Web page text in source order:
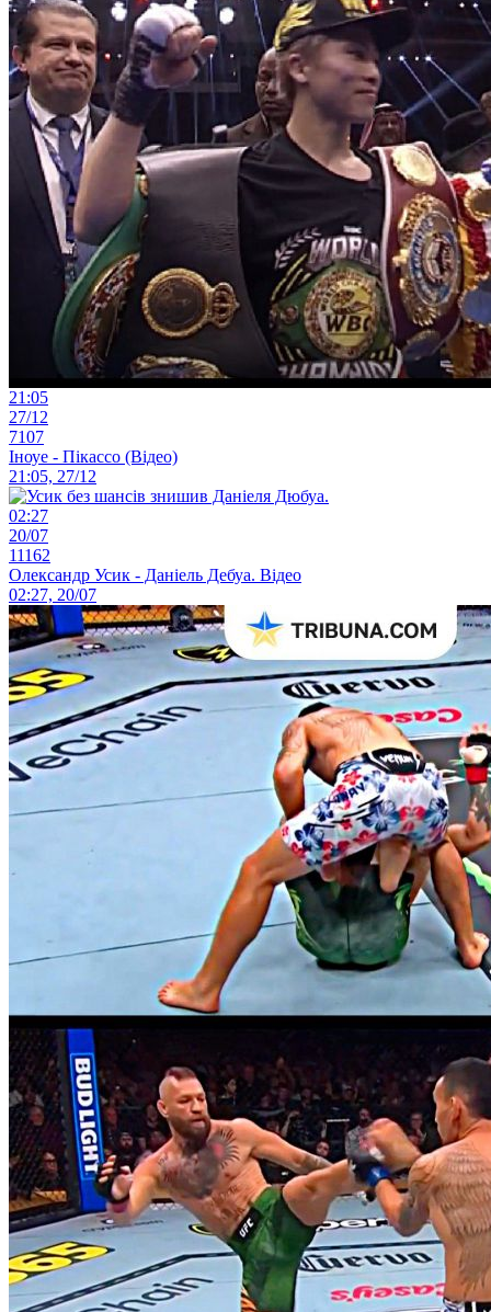
21:05
27/12
7107
Іноуе - Пікассо (Відео)
21:05, 27/12
02:27
20/07
11162
Олександр Усик - Даніель Дебуа. Відео
02:27, 20/07